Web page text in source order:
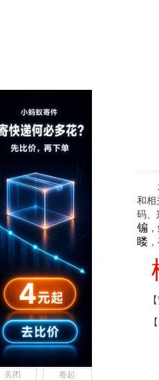
和相
码、
䦂 ，
䁖，
关闭 卷起